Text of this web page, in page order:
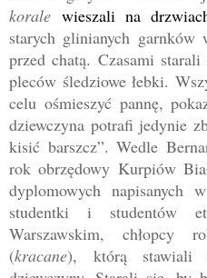
korale wieszali na
starych glinianych
przed chatą. Czasami
pleców śledziowe łebki.
celu ośmieszyć pannę,
dziewczyna potrafi jedynie
kisić barszcz”. Wedle
rok obrzędowy Kurpiów
dyplomowych napisanych
studentki i studentów
Warszawskim, chłopcy
(kracane), którą stawiali